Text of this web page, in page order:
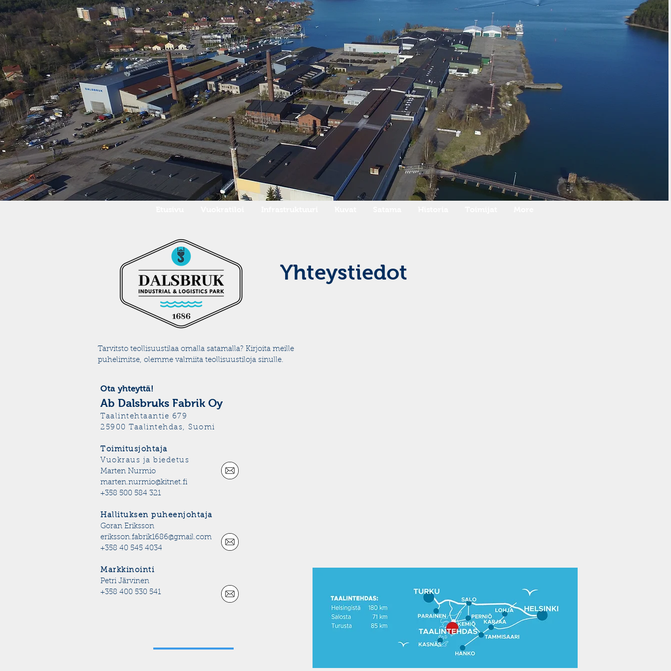
Ota yhteyttä!
Ab Dalsbruks Fabrik Oy
Taalintehtaantie 679
25900 Taalintehdas, Suomi
Toimitusjohtaja
Vuokraus ja biedetus
Marten Nurmio
marten.nurmio@kitnet.fi
+358 500 584 321
Hallituksen puheenjohtaja
Goran Eriksson
eriksson.fabrik1686@gmail.com
+358 40 545 4034
Markkinointi
Petri Järvinen
+358 400 530 541
Tarvitsto teollisuustilaa omalla satamalla? Kirjoita meille
puhelimitse, olemme valmiita teollisuustiloja sinulle.
Yhteystiedot